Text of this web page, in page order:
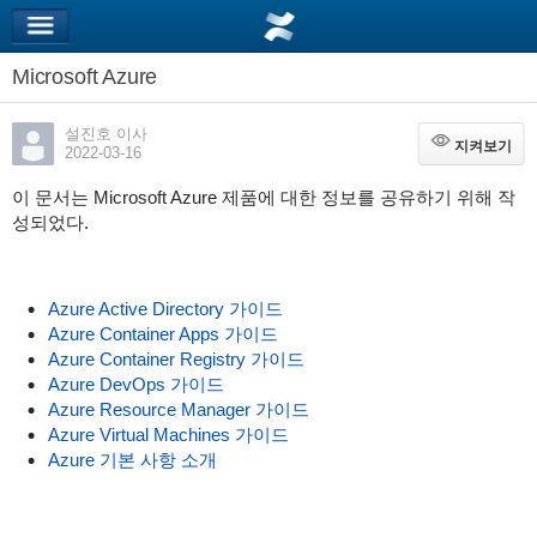
Microsoft Azure
설진호 이사
2022-03-16
지켜보기
지켜보기
이 문서는 Microsoft Azure 제품에 대한 정보를 공유하기 위해 작
성되었다.
Azure Active Directory 가이드
Azure Container Apps 가이드
Azure Container Registry 가이드
Azure DevOps 가이드
Azure Resource Manager 가이드
Azure Virtual Machines 가이드
Azure 기본 사항 소개